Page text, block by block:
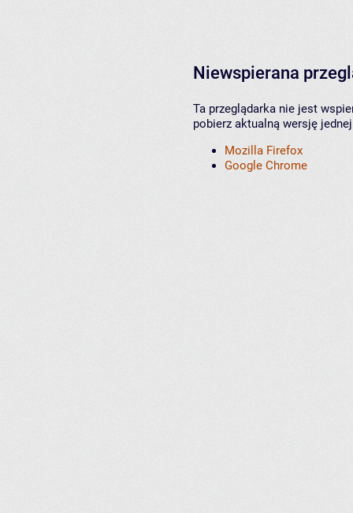
Niewspierana
Ta przeglądarka nie jest
pobierz aktualną wersję
Mozilla Firefox
Google Chrome